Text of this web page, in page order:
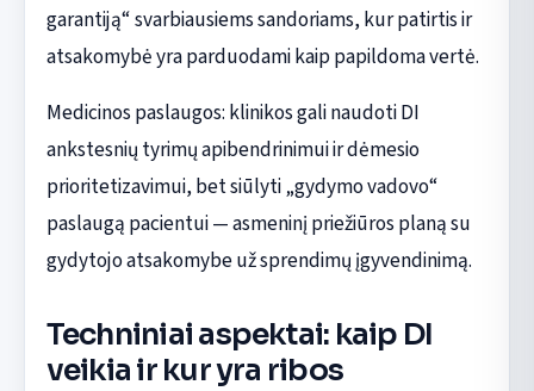
garantiją“ svarbiausiems sandoriams, kur patirtis ir
atsakomybė yra parduodami kaip papildoma vertė.
Medicinos paslaugos: klinikos gali naudoti DI
ankstesnių tyrimų apibendrinimui ir dėmesio
prioritetizavimui, bet siūlyti „gydymo vadovo“
paslaugą pacientui — asmeninį priežiūros planą su
gydytojo atsakomybe už sprendimų įgyvendinimą.
Techniniai aspektai: kaip DI
veikia ir kur yra ribos